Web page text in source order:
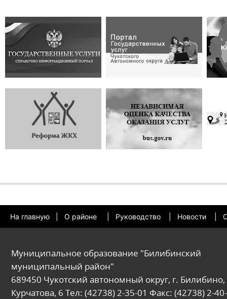
На главную О районе Руководство Новости
Муниципальное образование "Билибинский
муниципальный район"
689450 Чукотский автономный округ, г. Билибино,
Курчатова, 6 Тел: (42738) 2-35-01 Факс: (42738) 2-